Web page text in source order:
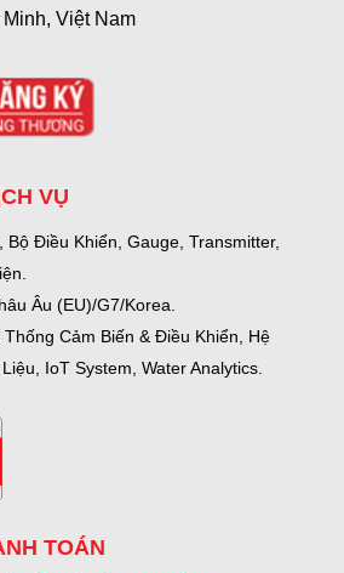
Việt Nam
VỤ
Bộ Điều Khiển, Gauge, Transmitter,
Âu (EU)/G7/Korea.
Cảm Biến & Điều Khiển, Hệ
IoT System, Water Analytics.
TOÁN